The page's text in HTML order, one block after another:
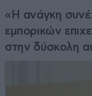
«Η ανάγκη
εμπορικών
στην δύσκολη